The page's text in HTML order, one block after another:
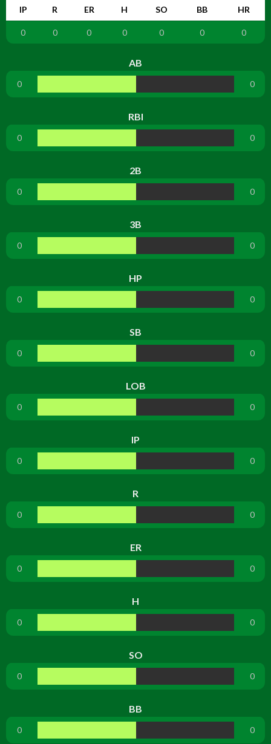
IP R ER H SO BB HR
0 0 0 0 0 0 0
AB
0 0
RBI
0 0
2B
0 0
3B
0 0
HP
0 0
SB
0 0
LOB
0 0
IP
0 0
R
0 0
ER
0 0
H
0 0
SO
0 0
BB
0 0